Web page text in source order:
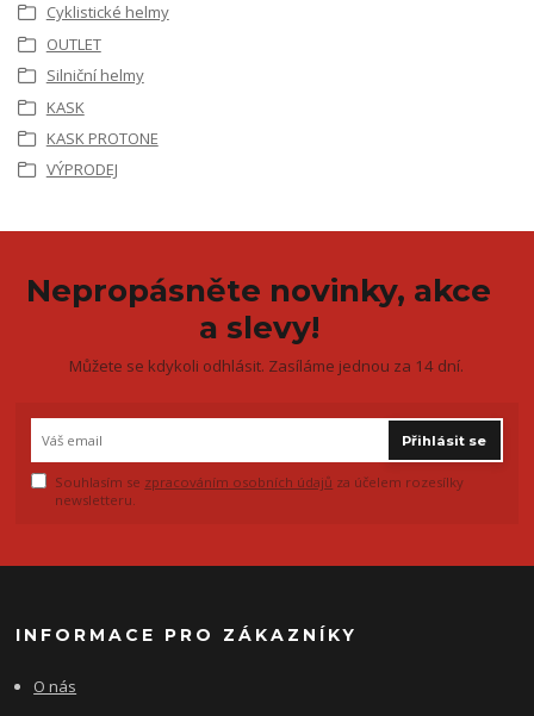
Cyklistické helmy
OUTLET
Silniční helmy
KASK
KASK PROTONE
VÝPRODEJ
Nepropásněte novinky, akce
a slevy!
Můžete se kdykoli odhlásit. Zasíláme jednou za 14 dní.
Přihlásit se
Souhlasím se zpracováním osobních údajů za účelem rozesílky
newsletteru.
INFORMACE PRO ZÁKAZNÍKY
O nás